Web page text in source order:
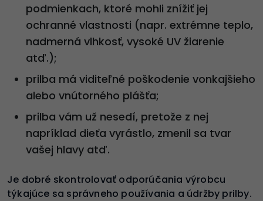
podmienkach, ktoré mohli znížiť jej
ochranné vlastnosti (napr. extrémne teplo,
nadmerná vlhkosť, vysoké UV žiarenie
atď.);
prilba má viditeľné poškodenie vonkajšieho
alebo vnútorného plášťa;
prilba vám už nesedí, pretože z nej
napríklad dieťa vyrástlo, zmenil sa tvar
vašej hlavy atď.
Je dobré skontrolovať odporúčania výrobcu
týkajúce sa správneho používania a údržby prilby.